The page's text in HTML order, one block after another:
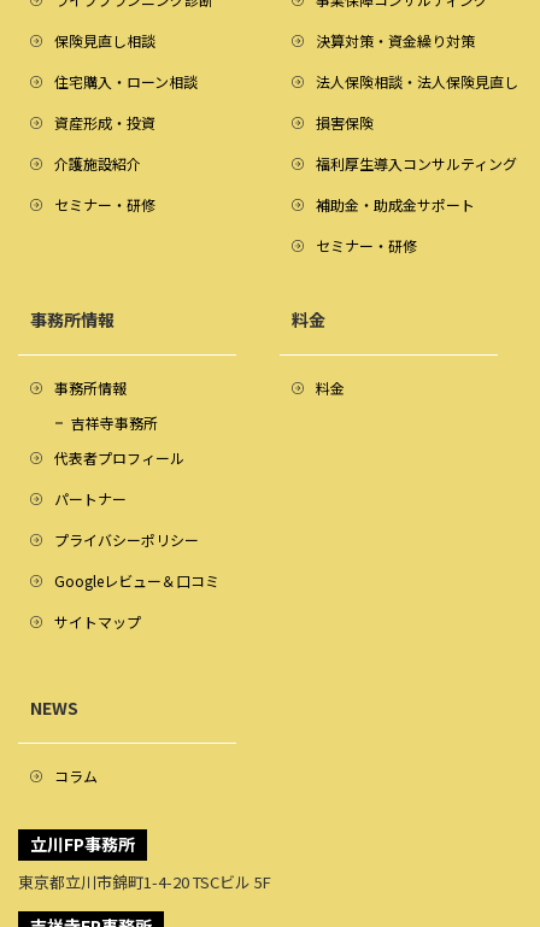
保険見直し相談
住宅購入・ローン相談
資産形成・投資
介護施設紹介
セミナー・研修
決算対策・資金繰り対策
法人保険相談・法人保険見直し
損害保険
福利厚生導入コンサルティング
補助金・助成金サポート
セミナー・研修
事務所情報
事務所情報
吉祥寺事務所
代表者プロフィール
パートナー
プライバシーポリシー
Googleレビュー＆口コミ
サイトマップ
NEWS
コラム
料金
料金
立川FP事務所
東京都立川市錦町1-4-20 TSCビル 5F